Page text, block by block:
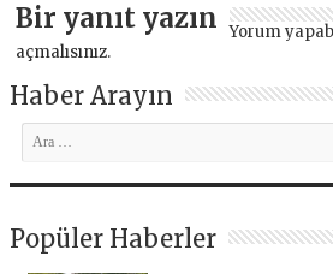
Bir yanıt yazın Yorum
açmalısınız.
Haber Arayın
Popüler Haberler